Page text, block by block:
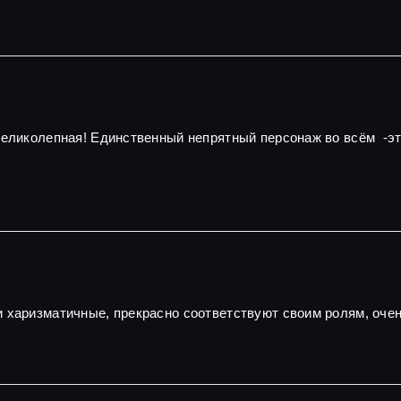
Единственный непрятный персонаж во всём
прекрасно соответствуют своим ролям,